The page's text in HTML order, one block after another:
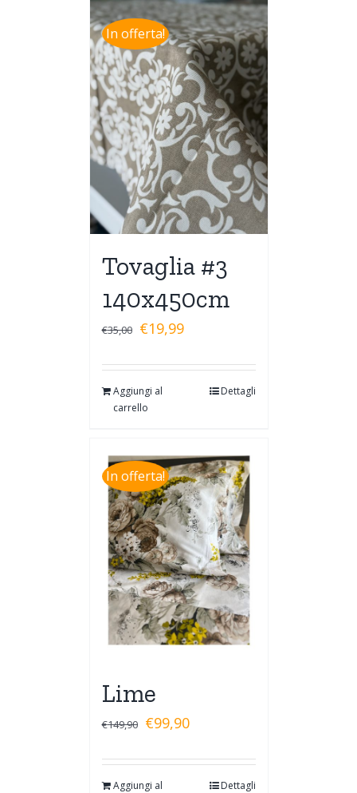
In offerta!
Tovaglia #3
140x450cm
€35,00 €19,99
Aggiungi al
carrello
Dettagli
In offerta!
Lime
€149,90 €99,90
Aggiungi al
Dettagli